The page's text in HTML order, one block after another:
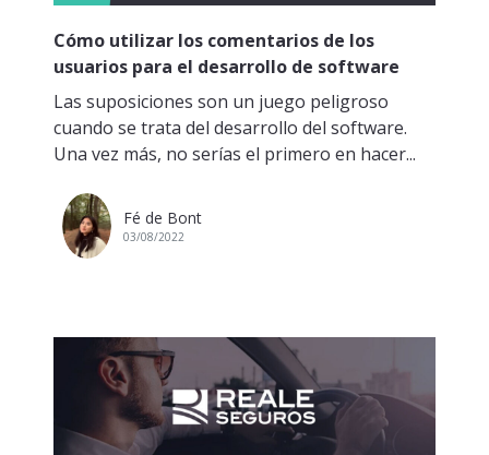
Cómo utilizar los comentarios de los
usuarios para el desarrollo de software
Las suposiciones son un juego peligroso
cuando se trata del desarrollo del software.
Una vez más, no serías el primero en hacer...
Fé de Bont
03/08/2022